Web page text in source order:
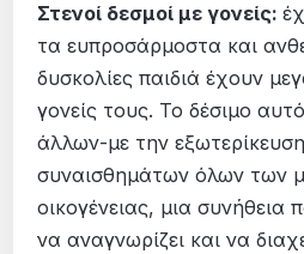
Στενοί δεσμοί με γονείς:
τα ευπροσάρμοστα και
δυσκολίες παιδιά έχουν
γονείς τους. Το δέσιμο
άλλων-με την
συναισθημάτων όλων των
οικογένειας, μια συνήθεια
να αναγνωρίζει και να